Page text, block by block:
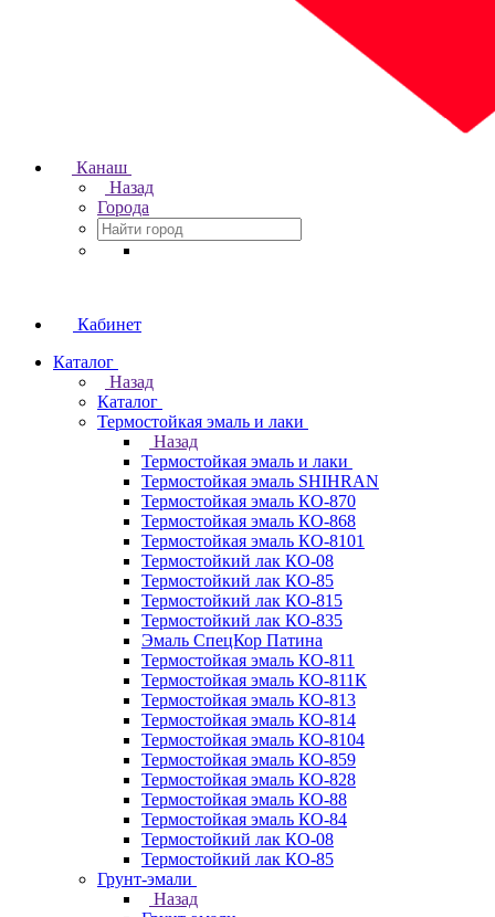
Канаш
Назад
Города
Кабинет
Каталог
Назад
Каталог
Термостойкая эмаль и лаки
Назад
Термостойкая эмаль и лаки
Термостойкая эмаль SHIHRAN
Термостойкая эмаль КО-870
Термостойкая эмаль КО-868
Термостойкая эмаль КО-8101
Термостойкий лак КО-08
Термостойкий лак КО-85
Термостойкий лак КО-815
Термостойкий лак КО-835
Эмаль СпецКор Патина
Термостойкая эмаль КО-811
Термостойкая эмаль КО-811К
Термостойкая эмаль КО-813
Термостойкая эмаль КО-814
Термостойкая эмаль КО-8104
Термостойкая эмаль КО-859
Термостойкая эмаль КО-828
Термостойкая эмаль КО-88
Термостойкая эмаль КО-84
Термостойкий лак КО-08
Термостойкий лак КО-85
Грунт-эмали
Назад